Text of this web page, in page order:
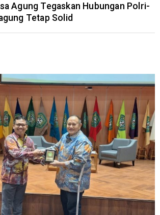
Agung Tegaskan Hubungan Polri-
Tetap Solid